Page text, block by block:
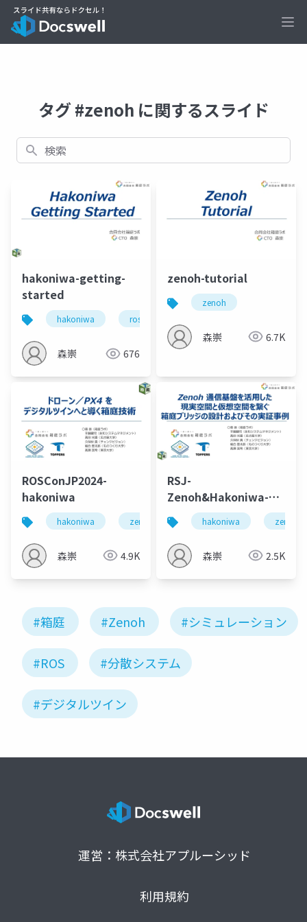
タグ #zenoh に関するスライド
検索
hakoniwa-getting-
started
hakoniwa ros
森崇 676
zenoh-tutorial
zenoh
森崇 6.7K
ROSConJP2024-
hakoniwa
hakoniwa zenoh ros
森崇 4.9K
RSJ-
Zenoh&Hakoniwa-
bridgehakoniwa zenoh
森崇 2.5K
#箱庭 #Zenoh #シミュレーション
#ROS #分散システム
#デジタルツイン
運営：株式会社アプルーシッド
利用規約